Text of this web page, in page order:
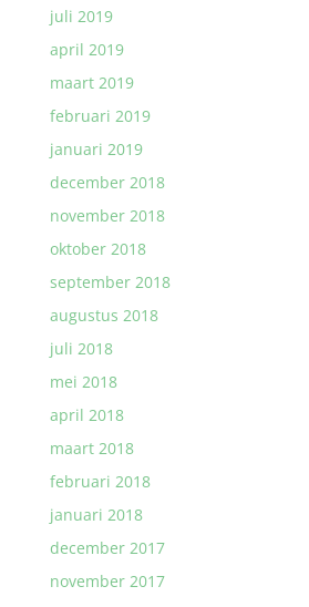
juli 2019
april 2019
maart 2019
februari 2019
januari 2019
december 2018
november 2018
oktober 2018
september 2018
augustus 2018
juli 2018
mei 2018
april 2018
maart 2018
februari 2018
januari 2018
december 2017
november 2017